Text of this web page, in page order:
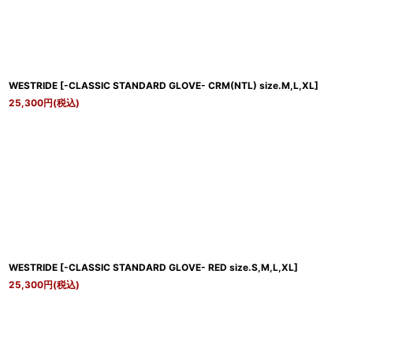
WESTRIDE [-CLASSIC STANDARD GLOVE- CRM(NTL) size.M,L,XL]
25,300円(税込)
WESTRIDE [-CLASSIC STANDARD GLOVE- RED size.S,M,L,XL]
25,300円(税込)